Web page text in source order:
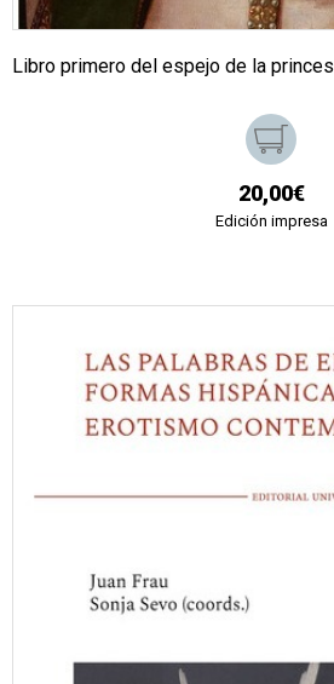
Libro primero del espejo de la
20,00€
Edición impresa